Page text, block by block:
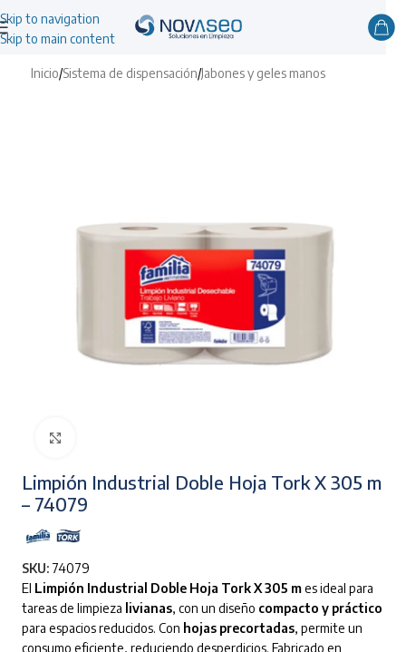
Skip to navigation
Skip to main content
Inicio/Sistema de dispensación/Jabones y geles manos
Limpión Industrial Doble Hoja Tork X 305 m
– 74079
SKU: 74079
El Limpión Industrial Doble Hoja Tork X 305 mes ideal para
tareas de limpieza livianas, con un diseño compacto y práctico
para espacios reducidos. Con hojas precortadas, permite un
consumo eficiente, reduciendo desperdicios. Fabricado en